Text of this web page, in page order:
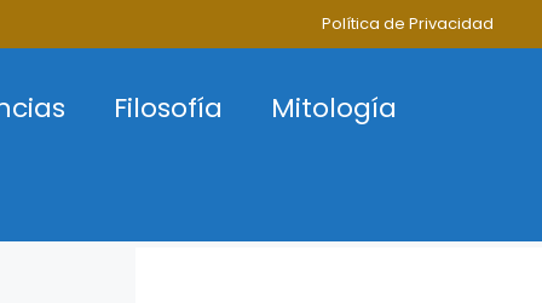
Política de Privacidad
Filosofía Mitología